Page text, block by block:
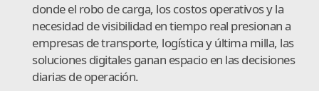
donde el robo de carga, los costos operativos y la
necesidad de visibilidad en tiempo real presionan a
empresas de transporte, logística y última milla, las
soluciones digitales ganan espacio en las decisiones
diarias de operación.